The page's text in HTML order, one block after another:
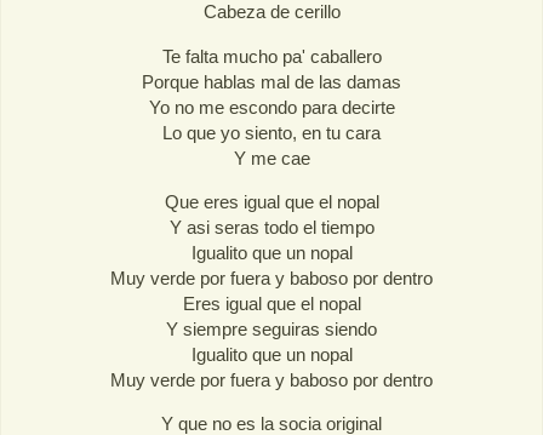
Cabeza de cerillo
Te falta mucho pa' caballero
Porque hablas mal de las damas
Yo no me escondo para decirte
Lo que yo siento, en tu cara
Y me cae
Que eres igual que el nopal
Y asi seras todo el tiempo
Igualito que un nopal
Muy verde por fuera y baboso por dentro
Eres igual que el nopal
Y siempre seguiras siendo
Igualito que un nopal
Muy verde por fuera y baboso por dentro
Y que no es la socia original